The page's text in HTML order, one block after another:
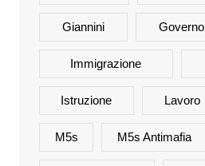
Giannini Governo
Immigrazione
Istruzione Lavoro
M5s M5s Antimafia